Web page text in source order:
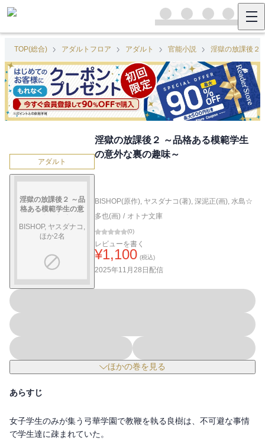
TOP(総合) アダルトフロア アダルト 官能小説 淫獄の放課後２
アダルト
淫獄の放課後２ ～品格ある模範学生
の意外な裏の趣味～
淫獄の放課後２ ～品
格ある模範学生の意
BISHOP, ヤスダナコ,
ほか2名
BISHOP(原作), ヤスダナコ(著), 深泥正(画), 水島☆
多也(画) / オトナ文庫
(0)
レビューを書く
¥1,100 (税込)
2025年11月28日 配信
ほかの巻を見る
あらすじ
女子学生のみが集う弓華学園で教鞭を執る良樹は、不可避な事情
で学生達に疎まれていた。